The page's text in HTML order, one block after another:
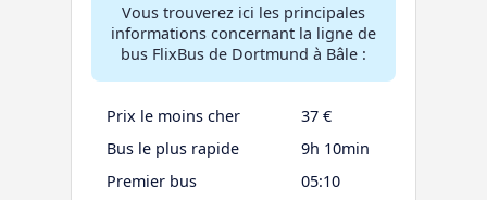
Vous trouverez ici les principales
informations concernant la ligne de
bus FlixBus de Dortmund à Bâle :
Prix le moins cher
37 €
Bus le plus rapide
9h 10min
Premier bus
05:10